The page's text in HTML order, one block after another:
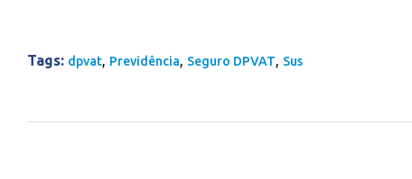
Tags: dpvat, Previdência, Seguro DPVAT, Sus